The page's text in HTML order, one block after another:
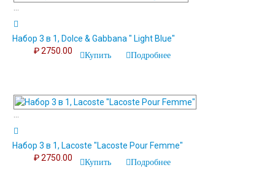
...
Набор 3 в 1, Dolce & Gabbana " Light Blue"
₽ 2750.00
Купить Подробнее
...
Набор 3 в 1, Lacoste "Lacoste Pour Femme"
₽ 2750.00
Купить Подробнее